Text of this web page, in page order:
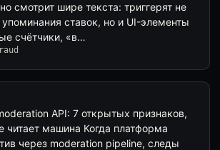
смотрит шире текста: триггерят не
ставок, но и UI-элементы
счётчики, «в…
API: 7 открытых признаков,
читает машина Когда платформа
через moderation pipeline, следы